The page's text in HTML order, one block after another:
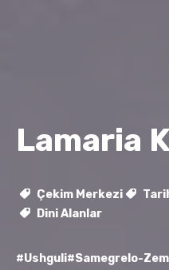
Lamaria
Çekim Merkezi
Dini Alanlar
#Ushguli#Samegrelo-